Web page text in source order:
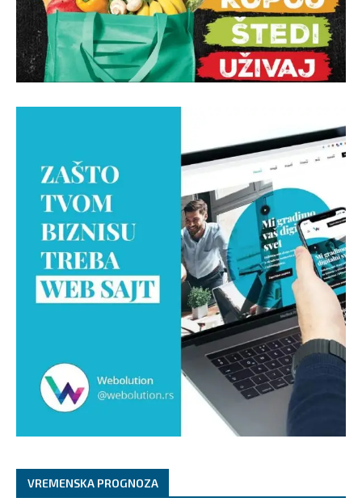
VREMENSKA PROGNOZA